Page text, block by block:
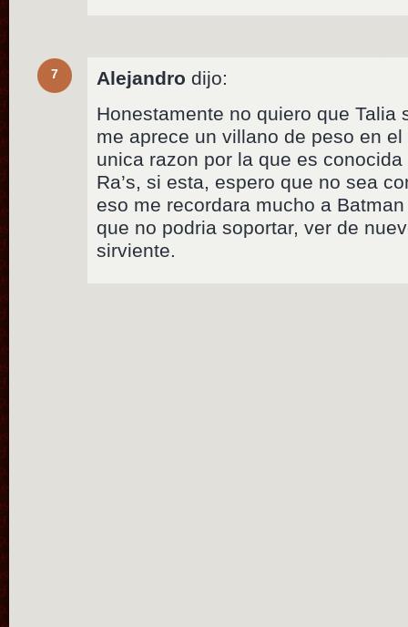
7 Alejandro dijo:
Honestamente no quiero que Talia
me aprece un villano de peso en
unica razon por la que es
Ra’s, si esta, espero que no sea
eso me recordara mucho a
que no podria soportar, ver de
sirviente.